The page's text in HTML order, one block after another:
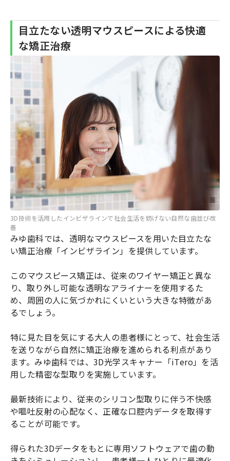
目立たない透明マウスピースによる快適
な矯正治療
3D技術を活用したインビザラインで社会生活を妨げない自然な歯並び改
善
みゆ歯科では、透明なマウスピースを用いた目立たな
い矯正治療「インビザライン」を提供しています。
このマウスピース矯正は、従来のワイヤー矯正と異な
り、取り外し可能な透明なアライナーを使用するた
め、周囲の人に気づかれにくいという大きな特徴があ
るでしょう。
特に見た目を気にする大人の患者様にとって、社会生活
を送りながら自然に矯正治療を進められる利点があり
ます。みゆ歯科では、3D光学スキャナー「iTero」を活
用した精密な型取りを実施しています。
最新技術により、従来のシリコン型取りに伴う不快感
や嘔吐反射の心配なく、正確な口腔内データを取得す
ることが可能です。
得られた3Dデータをもとに専用ソフトウェアで歯の動